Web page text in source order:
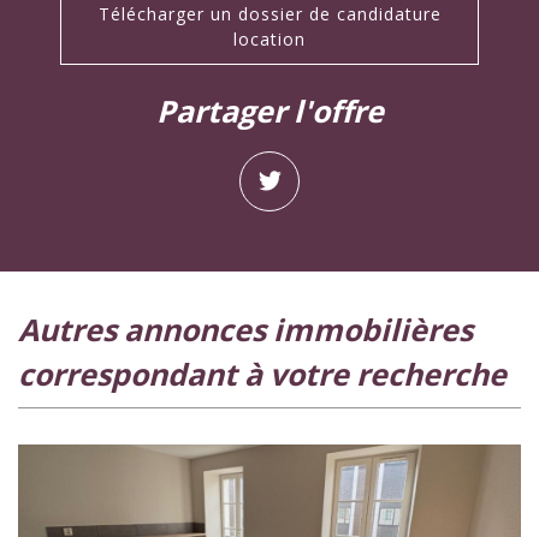
Télécharger un dossier de candidature
location
partager l'offre
autres annonces immobilières
correspondant à votre recherche